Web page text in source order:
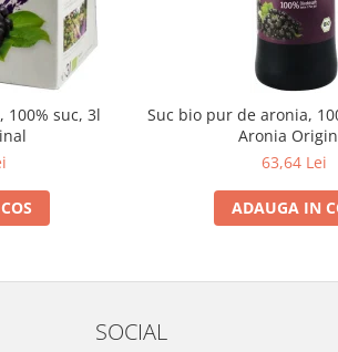
suc, 3l
Suc bio pur de aronia,
Aronia
63,64 Lei
ADAUGA IN
SOCIAL